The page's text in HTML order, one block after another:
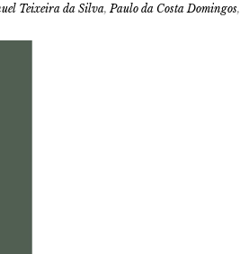
Teixeira da Silva,Paulo da Costa Domingos,